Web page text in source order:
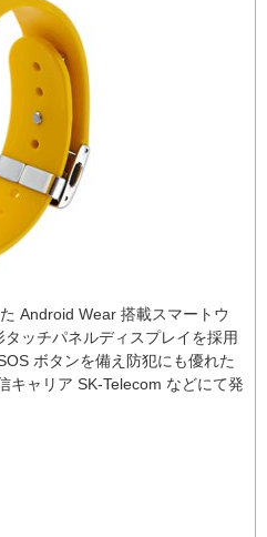
Android Wear 搭載スマートウ
ッチパネルディスプレイを採用
ボタンを備え防犯にも優れた
キャリア SK-Telecom などにて発